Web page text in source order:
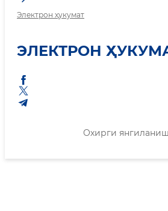
Электрон ҳукумат
ЭЛЕКТРОН
Охирги